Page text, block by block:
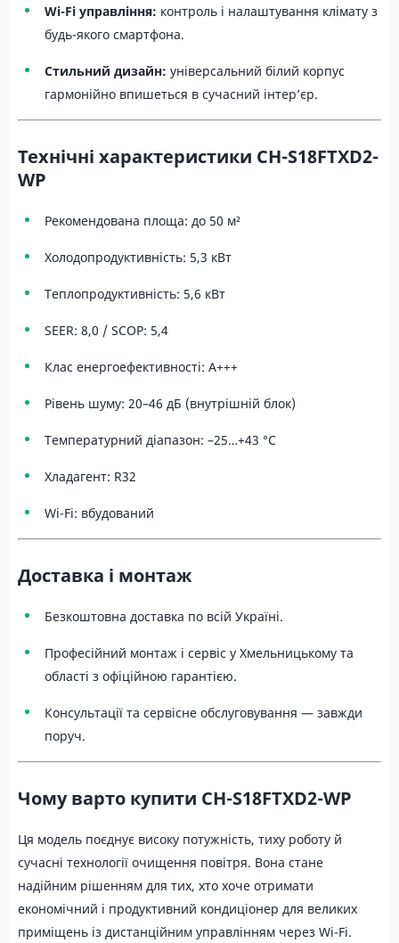
Wi-Fi управління: контроль і налаштування клімату з
будь-якого смартфона.
Стильний дизайн: універсальний білий корпус
гармонійно впишеться в сучасний інтер’єр.
Технічні характеристики CH-S18FTXD2-
WP
Рекомендована площа: до 50 м²
Холодопродуктивність: 5,3 кВт
Теплопродуктивність: 5,6 кВт
SEER: 8,0 / SCOP: 5,4
Клас енергоефективності: A+++
Рівень шуму: 20–46 дБ (внутрішній блок)
Температурний діапазон: –25…+43 °C
Хладагент: R32
Wi-Fi: вбудований
Доставка і монтаж
Безкоштовна доставка по всій Україні.
Професійний монтаж і сервіс у Хмельницькому та
області з офіційною гарантією.
Консультації та сервісне обслуговування — завжди
поруч.
Чому варто купити CH-S18FTXD2-WP
Ця модель поєднує високу потужність, тиху роботу й
сучасні технології очищення повітря. Вона стане
надійним рішенням для тих, хто хоче отримати
економічний і продуктивний кондиціонер для великих
приміщень із дистанційним управлінням через Wi-Fi.